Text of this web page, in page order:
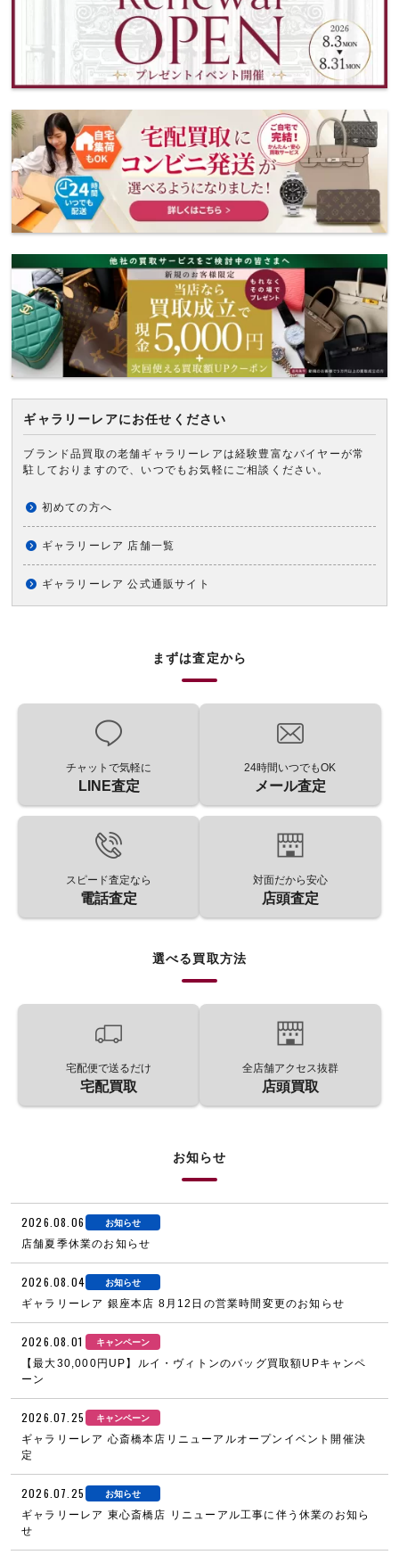
ギャラリーレアにお任せください
ブランド品買取の老舗ギャラリーレアは経験豊富なバイヤーが常
駐しておりますので、いつでもお気軽にご相談ください。
初めての方へ
ギャラリーレア 店舗一覧
ギャラリーレア 公式通販サイト
まずは査定から
チャットで気軽に
LINE査定
24時間いつでもOK
メール査定
スピード査定なら
電話査定
対面だから安心
店頭査定
選べる買取方法
宅配便で送るだけ
宅配買取
全店舗アクセス抜群
店頭買取
お知らせ
2026.08.06 お知らせ
店舗夏季休業のお知らせ
2026.08.04 お知らせ
ギャラリーレア 銀座本店 8月12日の営業時間変更のお知らせ
2026.08.01 キャンペーン
【最大30,000円UP】ルイ・ヴィトンのバッグ買取額UPキャンペ
ーン
2026.07.25 キャンペーン
ギャラリーレア 心斎橋本店リニューアルオープンイベント開催決
定
2026.07.25 お知らせ
ギャラリーレア 東心斎橋店 リニューアル工事に伴う休業のお知ら
せ